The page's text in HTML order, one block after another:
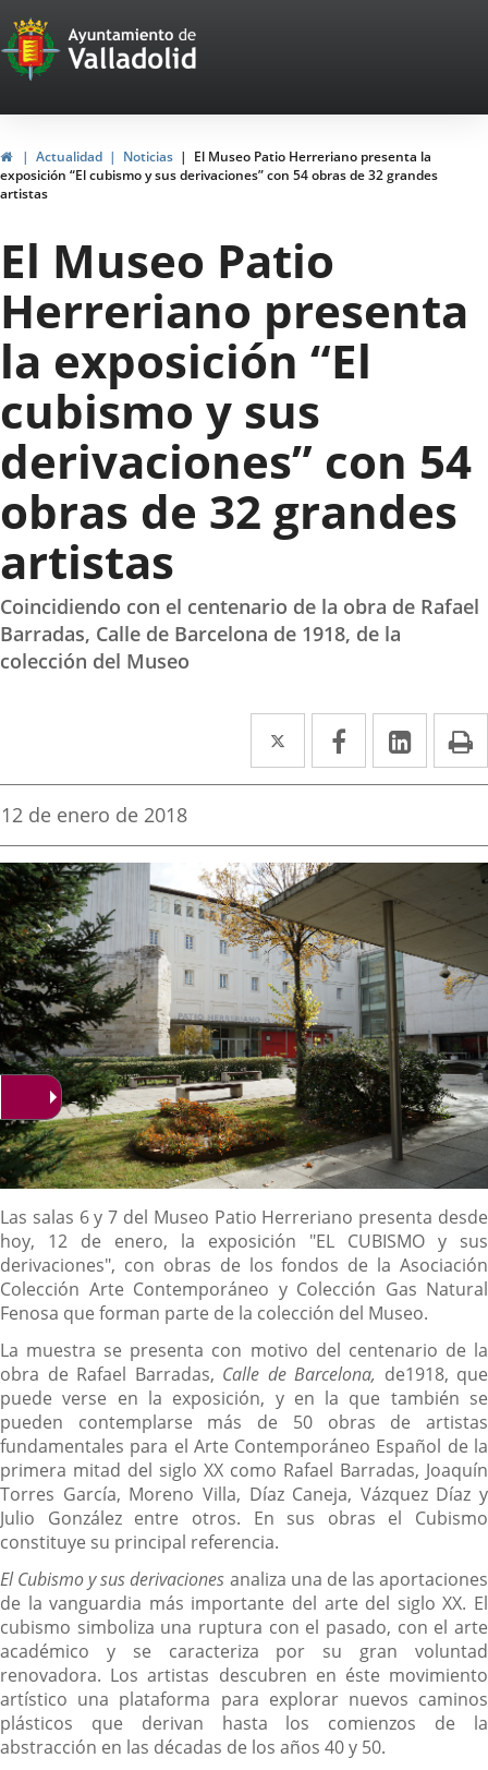
Portal
Web
del
Ayuntamiento
de
Valladolid
InicioActualidad Noticias
El Museo Patio Herreriano presenta la
exposición “El cubismo y sus derivaciones” con 54 obras de 32 grandes
artistas
El Museo Patio
Herreriano presenta
la exposición “El
cubismo y sus
derivaciones” con 54
obras de 32 grandes
artistas
Coincidiendo con el centenario de la obra de Rafael
Barradas, Calle de Barcelona de 1918, de la
colección del Museo
Twitter
Enlace
a
aplicación
externa.
Facebook
Enlace
a
aplicación
externa.
Enlace
a
Fecha
la
noticia
12 de enero de 2018
Descripción
Las salas 6 y 7 del Museo Patio Herreriano presenta desde
hoy, 12 de enero, la exposición "EL CUBISMO y sus
derivaciones", con obras de los fondos de la Asociación
Colección Arte Contemporáneo y Colección Gas Natural
Fenosa que forman parte de la colección del Museo.
La muestra se presenta con motivo del centenario de la
obra de Rafael Barradas, Calle de Barcelona, de1918, que
puede verse en la exposición, y en la que también se
pueden contemplarse más de 50 obras de artistas
fundamentales para el Arte Contemporáneo Español de la
primera mitad del siglo XX como Rafael Barradas, Joaquín
Torres García, Moreno Villa, Díaz Caneja, Vázquez Díaz y
Julio González entre otros. En sus obras el Cubismo
constituye su principal referencia.
El Cubismo y sus derivaciones analiza una de las aportaciones
de la vanguardia más importante del arte del siglo XX. El
cubismo simboliza una ruptura con el pasado, con el arte
académico y se caracteriza por su gran voluntad
renovadora. Los artistas descubren en éste movimiento
artístico una plataforma para explorar nuevos caminos
plásticos que derivan hasta los comienzos de la
abstracción en las décadas de los años 40 y 50.